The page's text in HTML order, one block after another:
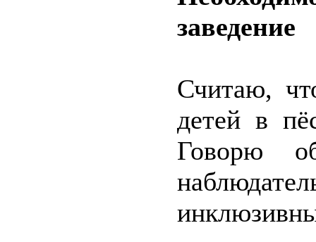
заведение
Считаю,
детей в
Говорю